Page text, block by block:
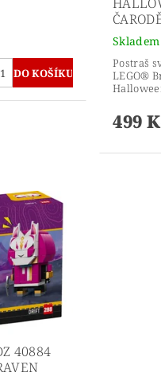
Skladem
Postraš
LEGO®
499
40884